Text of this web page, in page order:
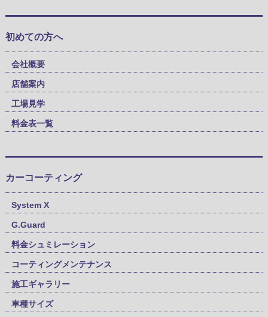
初めての方へ
会社概要
店舗案内
工場見学
料金表一覧
カーコーティング
System X
G.Guard
料金シュミレーション
コーティングメンテナンス
施工ギャラリー
車種サイズ